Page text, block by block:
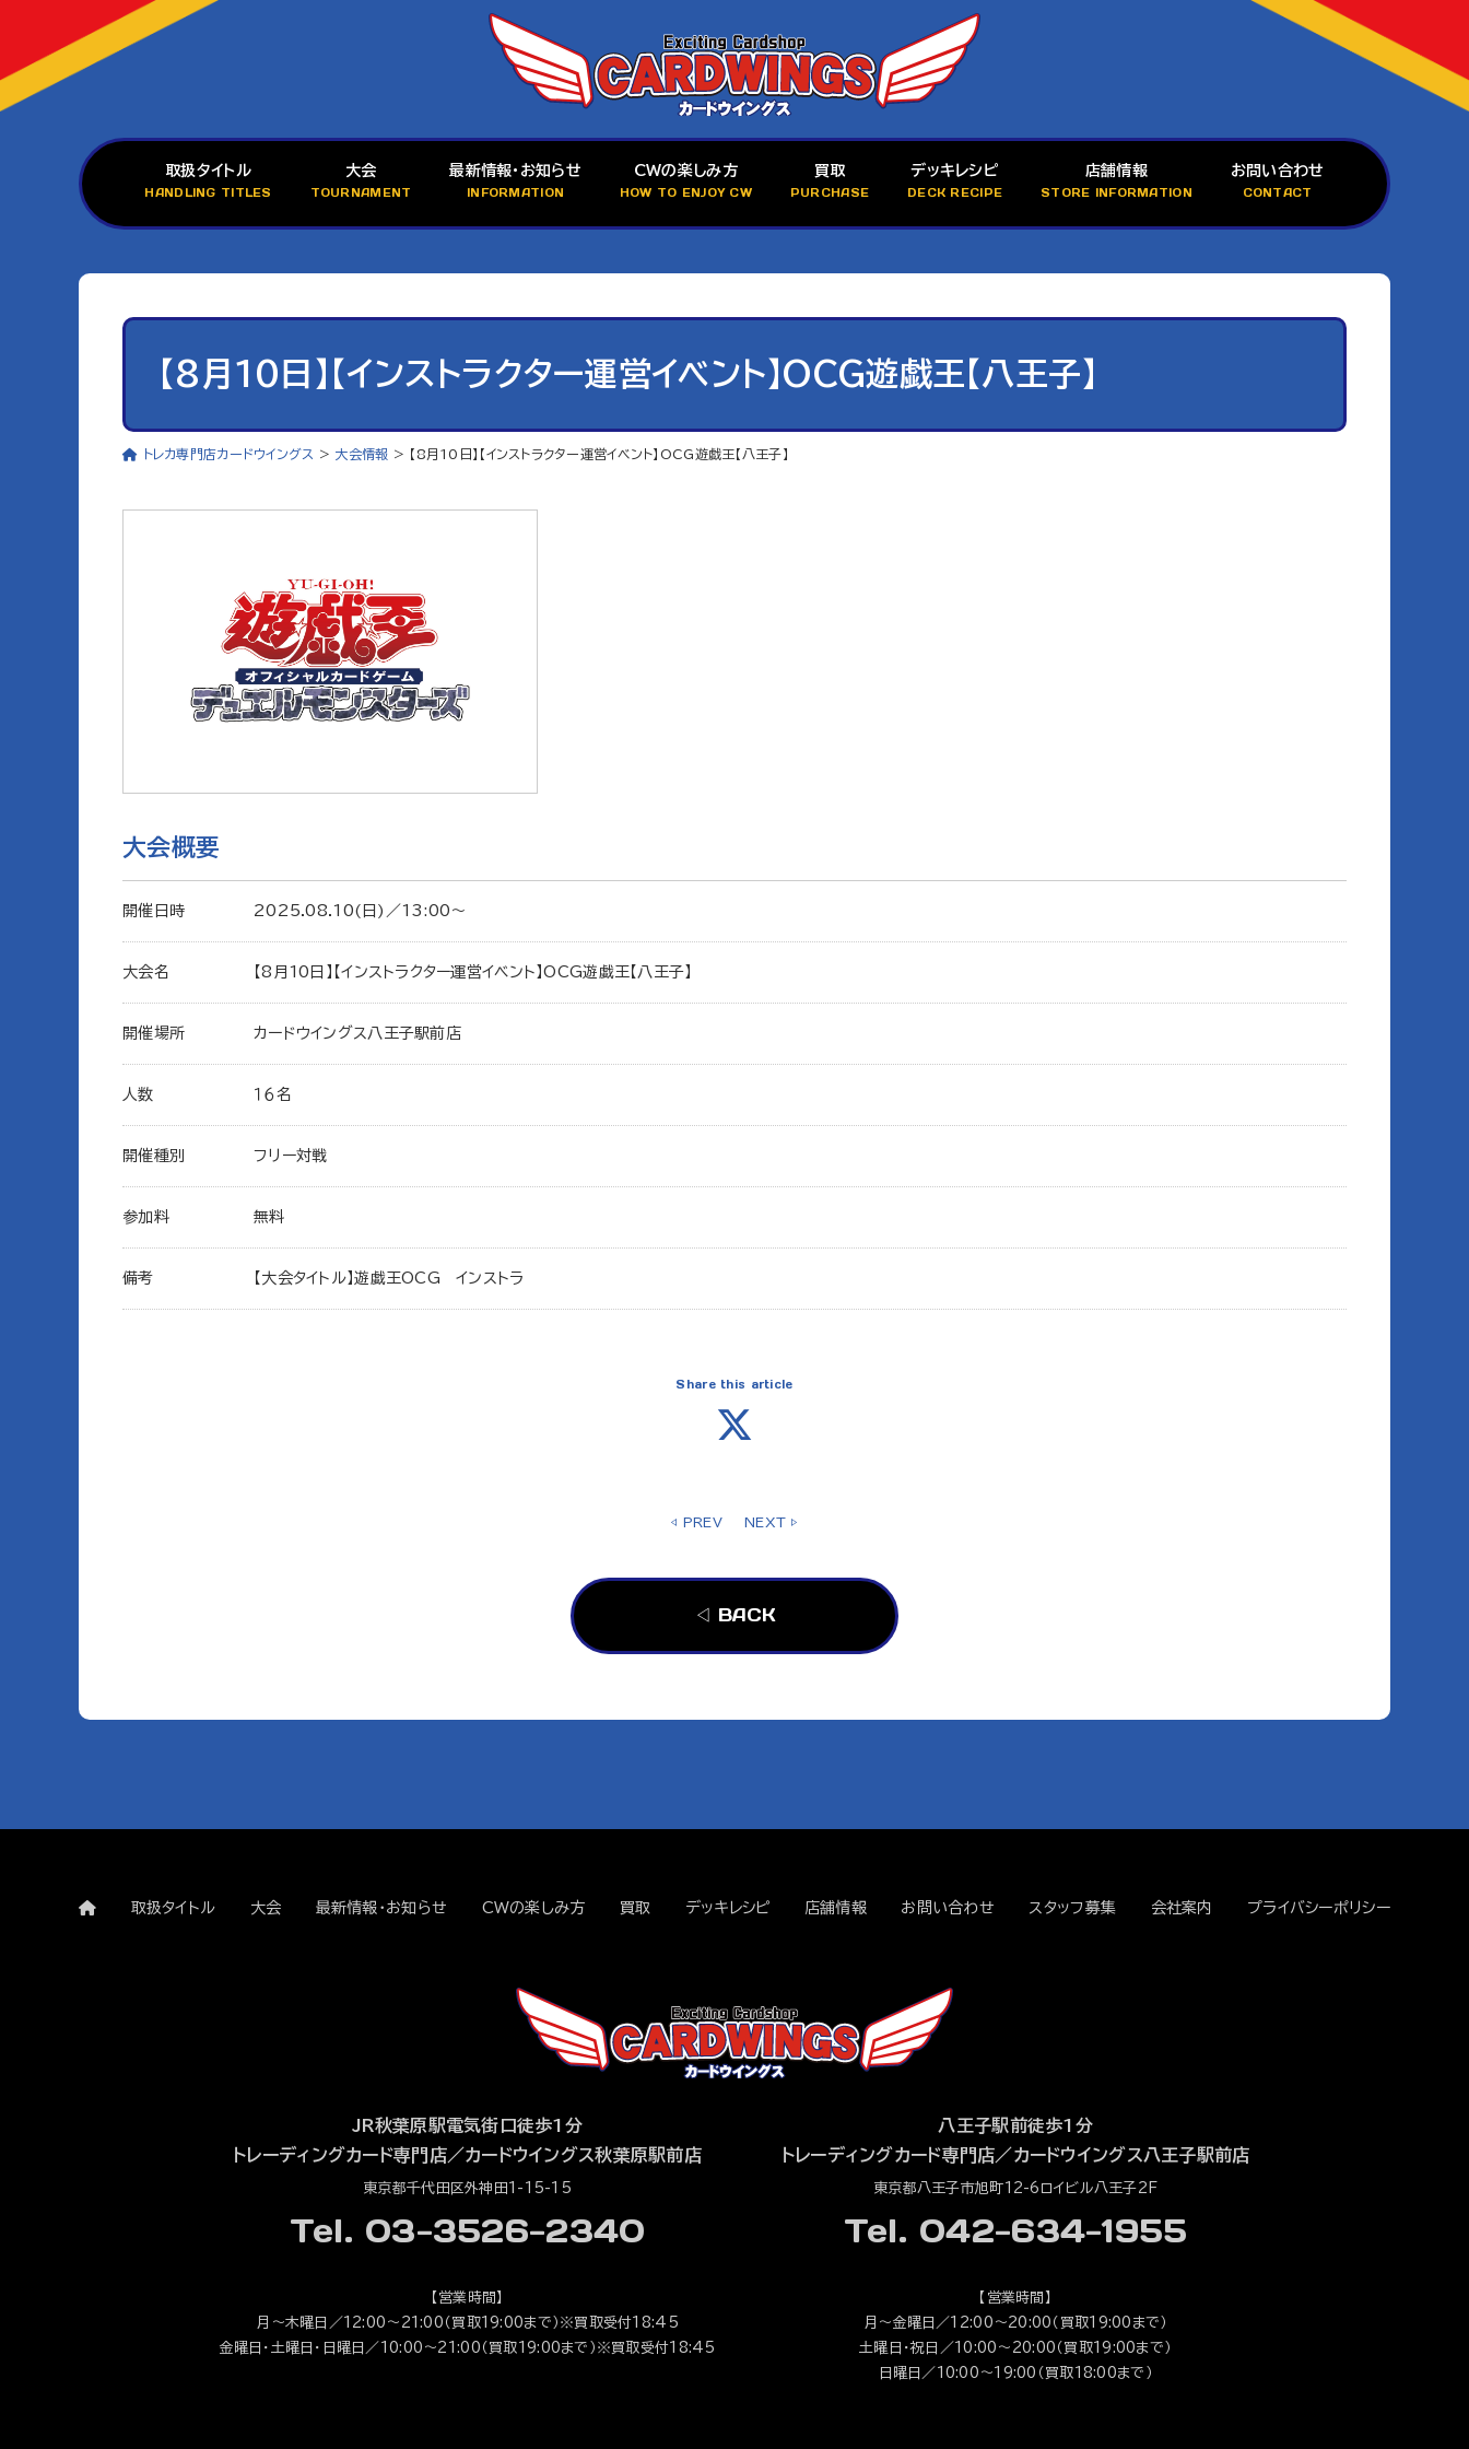
取扱タイトル
HANDLING TITLES
大会
TOURNAMENT
最新情報・お知らせ
INFORMATION
CWの楽しみ方
HOW TO ENJOY CW
買取
PURCHASE
デッキレシピ
DECK RECIPE
店舗情報
STORE INFORMATION
お問い合わせ
CONTACT
【8月10日】【インストラクター運営イベント】OCG遊戯王【八王子】
トレカ専門店カードウイングス > 大会情報 > 【8月10日】【インストラクター運営イベント】OCG遊戯王【八王子】
大会概要
開催日時 2025.08.10(日)／13:00〜
大会名 【8月10日】【インストラクター運営イベント】OCG遊戯王【八王子】
開催場所 カードウイングス八王子駅前店
人数 １６名
開催種別 フリー対戦
参加料 無料
備考 【大会タイトル】遊戯王OCG インストラ
Share this article
◁ PREV NEXT ▷
◁ BACK
取扱タイトル 大会 最新情報・お知らせ CWの楽しみ方 買取 デッキレシピ 店舗情報 お問い合わせ スタッフ募集 会社案内 プライバシーポリシー
JR秋葉原駅電気街口徒歩1分
トレーディングカード専門店／カードウイングス秋葉原駅前店
東京都千代田区外神田1-15-15
Tel. 03-3526-2340
【営業時間】
月～木曜日／12:00～21:00（買取19:00まで）※買取受付18:45
金曜日・土曜日・日曜日／10:00～21:00（買取19:00まで）※買取受付18:45
八王子駅前徒歩1分
トレーディングカード専門店／カードウイングス八王子駅前店
東京都八王子市旭町12-6ロイビル八王子2F
Tel. 042-634-1955
【営業時間】
月～金曜日／12:00～20:00（買取19:00まで）
土曜日・祝日／10:00～20:00（買取19:00まで）
日曜日／10:00～19:00（買取18:00まで）